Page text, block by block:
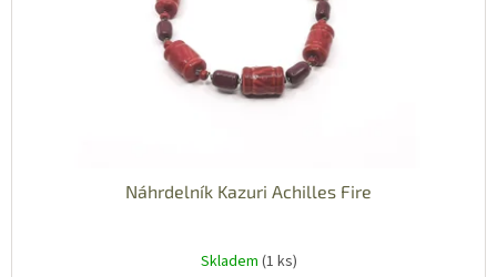
Náhrdelník Kazuri Achilles Fire
Skladem (1 ks)